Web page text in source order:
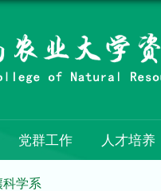
党群工作 人才培养
科学系